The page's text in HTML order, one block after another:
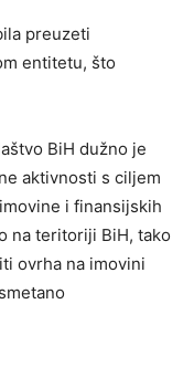
preuzeti
entitetu, što
BiH dužno je
aktivnosti s ciljem
i finansijskih
na teritoriji BiH, tako
ovrha na imovini